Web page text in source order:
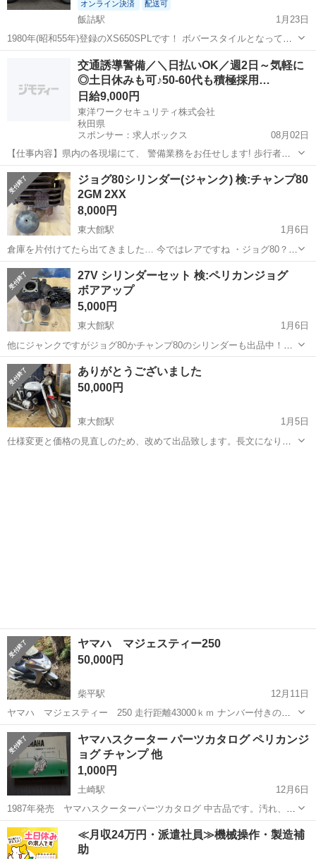
オンライン決済 配送可
飯詰駅
1月23日
1980年(昭和55年)登録のXS650SPLです！ ボバースタイルとなってお
ります。 実動車です。 カラー▪️グレー 距離▪️2,762km(メーター交換) 現
車確認、全国陸送承りますのでご相談下さい。
飯詰駅 ヤマハ ボバースタイル
交通誘導警備／＼日払いOK／週2日～気軽に
◎土日休みも可♪50-60代も積極採用…
日給9,000円
東洋ワークセキュリティ株式会社
秋田県
スポンサー：求人ボックス
08月02日
【仕事内容】県内の各現場にて、 警備業務をお任せします! 歩行者の
誘導 一般車両の誘導 工事車両の誘導 これがメインの業務です! 難しい
ことは特にありません 土日祝休み・固定休など 希望通りのシフトが可
能なので 無理なく働けますよ...
アルバイト・パート / 契約社員
ジョグ80シリンダー(ジャンク) 検:チャンプ80
2GM 2XX
8,000円
東大館駅
1月6日
倉庫を片付けてたら出てきました… 今ではレアですね ・ジョグ80？シ
リンダーには2XX00と刻印有り ・ピストン穴あき(直径48ミリ) ・シリ
ンダーサビ有り 幸いシリンダーに大きな縦キズありませんので、う
ま...
秋田 大館市 東大館駅 ヤマハ シリンダー
27V シリンダーセット 検:ペリカンジョグ
ボアアップ
5,000円
東大館駅
1月6日
他にジャンクですがジョグ80かチャンプ80のシリンダーも出品中！
70km/hメーターのペリカンジョグから外したシリンダー、ヘッド、ピ
ストン等です。 付属品 1.ピストン 2.シリンダー(刻印27V00...
秋田 大館市 東大館駅 ヤマハ 27V
ありがとうございました
50,000円
東大館駅
1月5日
仕様変更と価格の見直しのため、改めて出品致します。長文になりま
ヤマハ マジェスティー250
50,000円
柴平駅
12月11日
ヤマハ マジェスティー 250 走行距離43000ｋｍ ナンバー付きのた
め名義変更終了まで預かり金３万円をお願いします。 自賠責４月まで
付いています。 現在、路面凍結のため自走は無理です。 ご検討をよろ
しくお願いします。
秋田 鹿角市 ヤマハ 自賠責
ヤマハスクーター パーツカタログ ペリカンジ
ョグ チャンプ 他
1,000円
土崎駅
12月6日
1987年発売 ヤマハスクーターパーツカタログ 中古品です。汚れ、
傷、日焼け、あります。 神経質な方の入札はご遠慮願います。 酷い油
汚れや、メモ書き、切り抜きなどは無いようです 当時のスクーターが
お好きな方、資料など...
秋田 秋田市 土崎駅 ヤマハ ペリカンジョグ
≪月収24万円・派遣社員≫機械操作・製造補
助